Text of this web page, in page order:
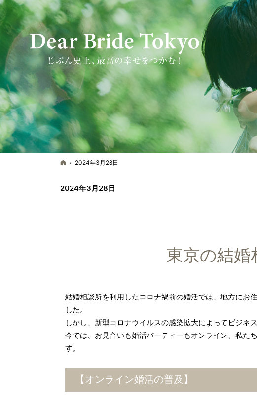
ホーム
2024年3月28日
2024年3月28日
東京の結婚
結婚相談所を利用したコロナ禍前の婚活では、地方にお
した。
しかし、新型コロナウイルスの感染拡大によってビジネ
今では、お見合いも婚活パーティーもオンライン、私た
す。
【オンライン婚活の普及】